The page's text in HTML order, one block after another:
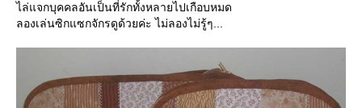
ไล่แจกบุคคลอันเป็นที่รักทั้งหลายไปเกือบหมด
ลองเล่นซิกแซกจักรดูด้วยค่ะ ไม่ลองไม่รู้ๆ...